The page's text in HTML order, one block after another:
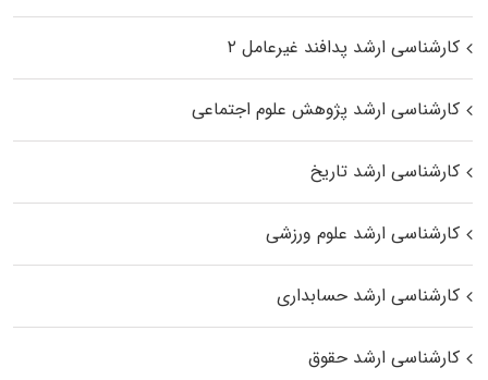
کارشناسی ارشد پدافند غیرعامل ۲
کارشناسی ارشد پژوهش علوم اجتماعی
کارشناسی ارشد تاریخ
کارشناسی ارشد علوم ورزشی
کارشناسی ارشد حسابداری
کارشناسی ارشد حقوق